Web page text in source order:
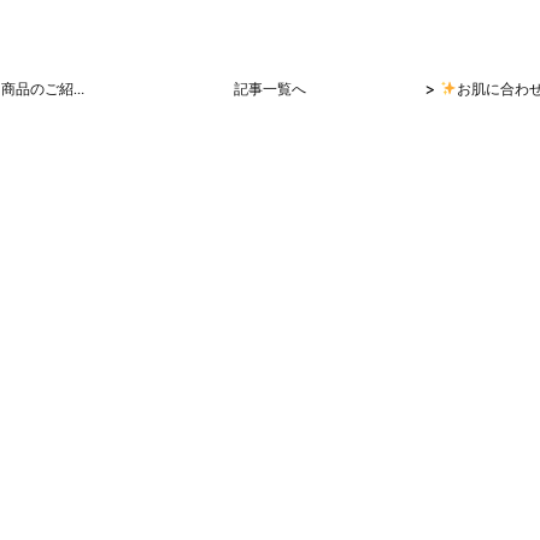
目的別インナー商品のご紹介(*^^*) 記事一覧へ > お肌に合わ